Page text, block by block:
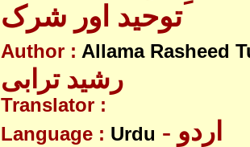
توحید اور شرک
Author : Allama Rasheed
رشید ترابی
Translator :
Language : Urdu - اردو